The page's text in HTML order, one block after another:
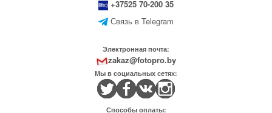
+37525 70-200 35
Связь в Telegram
Электронная почта:
zakaz@fotopro.by
Мы в социальных сетях:
Способы оплаты: